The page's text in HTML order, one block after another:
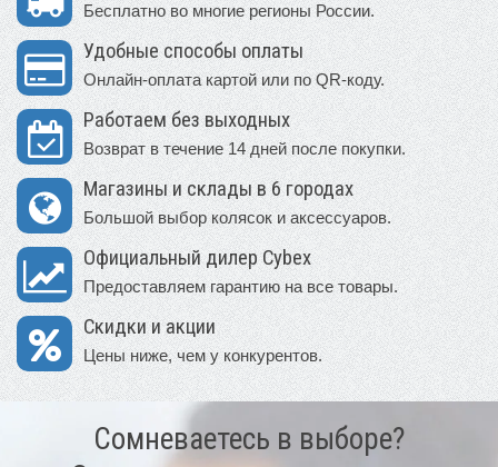
Бесплатно во многие регионы России.
Удобные способы оплаты
Онлайн-оплата картой или по QR-коду.
Работаем без выходных
Возврат в течение 14 дней после покупки.
Магазины и склады в 6 городах
Большой выбор колясок и аксессуаров.
Официальный дилер Cybex
Предоставляем гарантию на все товары.
Скидки и акции
Цены ниже, чем у конкурентов.
Сомневаетесь в выборе?